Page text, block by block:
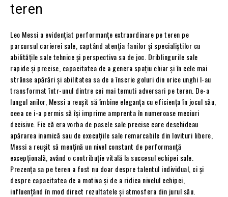
teren
Leo Messi a evidențiat performanțe extraordinare pe teren pe
parcursul carierei sale, captând atenția fanilor și specialiștilor cu
abilitățile sale tehnice și perspectiva sa de joc. Driblingurile sale
rapide și precise, capacitatea de a genera spațiu chiar și în cele mai
strânse apărări și abilitatea sa de a înscrie goluri din orice unghi l-au
transformat într-unul dintre cei mai temuti adversari pe teren. De-a
lungul anilor, Messi a reușit să îmbine eleganța cu eficiența în jocul său,
ceea ce i-a permis să își imprime amprenta în numeroase meciuri
decisive. Fie că era vorba de pasele sale precise care deschideau
apărarea inamică sau de execuțiile sale remarcabile din lovituri libere,
Messi a reușit să mențină un nivel constant de performanță
excepțională, având o contribuție vitală la succesul echipei sale.
Prezența sa pe teren a fost nu doar despre talentul individual, ci și
despre capacitatea de a motiva și de a ridica nivelul echipei,
influențând în mod direct rezultatele și atmosfera din jurul său.